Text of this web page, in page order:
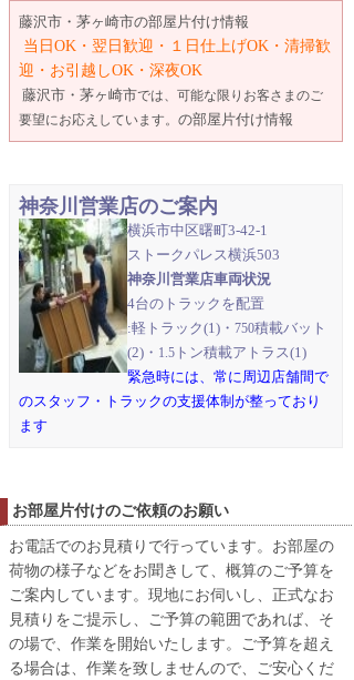
藤沢市・茅ヶ崎市の部屋片付け情報
当日OK・翌日歓迎・１日仕上げOK・清掃歓
迎・お引越しOK・深夜OK
藤沢市・茅ヶ崎市では、可能な限りお客さまのご
要望にお応えしています。 の部屋片付け情報
神奈川営業店のご案内
横浜市中区曙町3-42-1
ストークパレス横浜503
神奈川営業店車両状況
4台のトラックを配置
:軽トラック(1)・ 750積載バット
(2)・ 1.5 トン積載アトラス(1)
緊急時には、常に周辺店舗間で
のスタッフ・トラックの支援体制が整っており
ます
お部屋片付けのご依頼のお願い
お電話でのお見積りで行っています。お部屋の
荷物の様子などをお聞きして、概算のご予算を
ご案内しています。現地にお伺いし、正式なお
見積りをご提示し、ご予算の範囲であれば、そ
の場で、作業を開始いたします。ご予算を超え
る場合は、作業を致しませんので、ご安心くだ